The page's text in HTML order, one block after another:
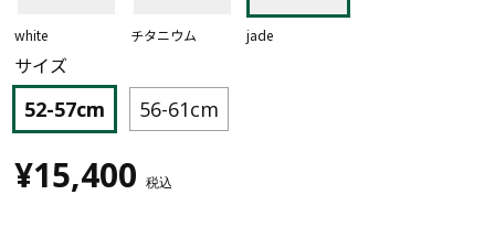
white チタニウム jade
サイズ
52-57cm
56-61cm
¥15,400 税込